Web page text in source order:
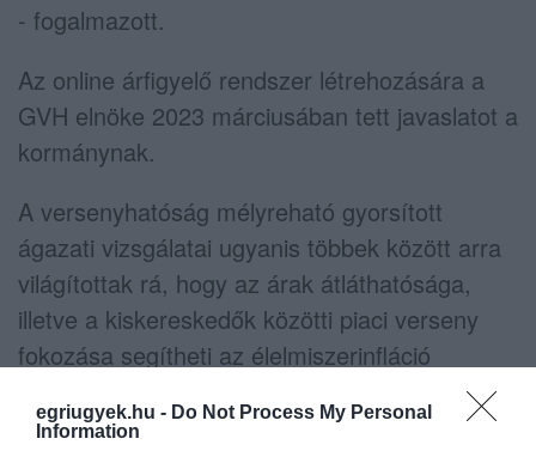
egriugyek.hu - Do Not Process My Personal
Information
- fogalmazott.
Az online árfigyelő rendszer létrehozására a
GVH elnöke 2023 márciusában tett javaslatot a
kormánynak.
A versenyhatóság mélyreható gyorsított
ágazati vizsgálatai ugyanis többek között arra
világítottak rá, hogy az árak átláthatósága,
illetve a kiskereskedők közötti piaci verseny
fokozása segítheti az élelmiszerinfláció
mérséklését.